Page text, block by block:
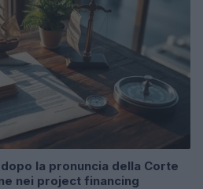
la pronuncia della Corte
nei project financing